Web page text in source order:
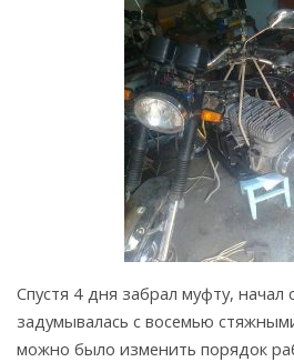
Спустя 4 дня забрал муфту, начал
задумывалась с восемью
можно было изменить порядок